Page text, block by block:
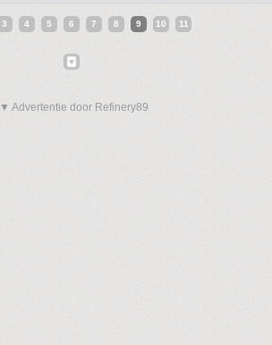
3 4 5 6 7 8 9 10 11
▼ Advertentie door Refinery89